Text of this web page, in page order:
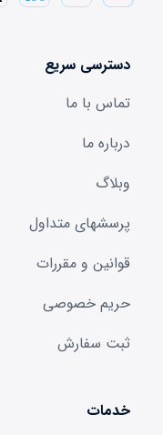
دسترسی سریع
تماس با ما
درباره ما
وبلاگ
پرسشهای متداول
قوانین و مقررات
حریم خصوصی
ثبت سفارش
خدمات